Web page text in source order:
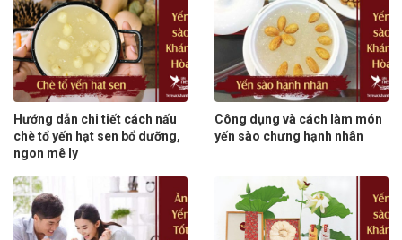
Hướng dẫn chi tiết cách nấu
chè tổ yến hạt sen bổ dưỡng,
ngon mê ly
Công dụng và cách làm món
yến sào chưng hạnh nhân